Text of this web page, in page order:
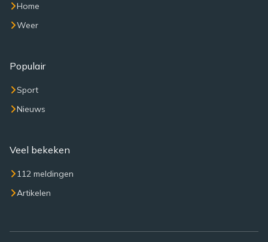
Home
Weer
Populair
Sport
Nieuws
Veel bekeken
112 meldingen
Artikelen